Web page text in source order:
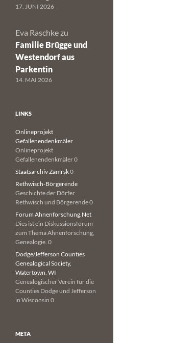
17. JUNI 2026
Eva Raschke zu
Familie Brügge und
Westendorf aus
Parkentin
14. MAI 2026
LINKS
Onlineprojekt
Gefallenendenkmäler
Onlineprojekt
Gefallenendenkmäler 0
Staatsarchiv Zamrsk0
Rethwisch-Börgerende
Geschichte der Dörfer
Rethwisch und Börgerende 0
Forum Ahnenforschung.Net
Dies ist ein Diskussionsforum
zum Thema Ahnenforschung,
Genealogie. 0
Dodge/Jefferson Counties
Genealogical Society,
Watertown, WI
Genealogischer Verein für die
Counties Dodge und Jefferson
in Wisconsin 0
META